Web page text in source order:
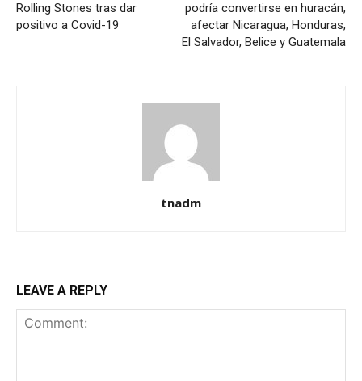
Rolling Stones tras dar
positivo a Covid-19
podría convertirse en huracán,
afectar Nicaragua, Honduras,
El Salvador, Belice y Guatemala
tnadm
LEAVE A REPLY